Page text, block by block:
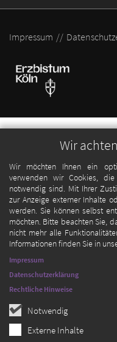
Wir
Wir möchten Ihnen ein
verwenden wir Cookies,
notwendig sind. Mit Ihrer
zur Anzeige externer Inhalte
werden. Sie können selbst
möchten. Bitte beachten Sie,
nicht mehr alle
Informationen finden Sie in
Notwendig
Externe Inhalte
Impressum
Datenschutzerklärung
Rechtliche Hinweise
Impressum